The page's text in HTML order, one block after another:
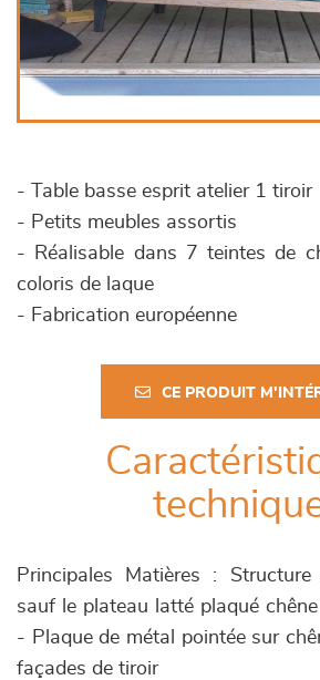
- Table basse esprit atelier 1 tiroir
- Petits meubles assortis
- Réalisable dans 7 teintes de
coloris de laque
- Fabrication européenne
CE PRODUIT
Principales Matières :
sauf le plateau latté plaqué
- Plaque de métal pointée sur
façades de tiroir